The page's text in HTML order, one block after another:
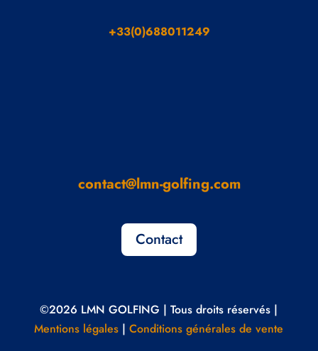
+33(0)688011249
contact@lmn-golfing.com
Contact
©2026 LMN GOLFING | Tous droits réservés |
Mentions légales |Conditions générales de vente